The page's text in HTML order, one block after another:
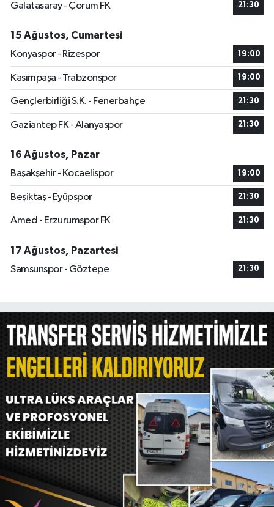
Galatasaray - Çorum FK
21:30
15 Ağustos, Cumartesi
Konyaspor - Rizespor
19:00
Kasımpaşa - Trabzonspor 19:00
Gençlerbirliği S.K. - Fenerbahçe 21:30
Gaziantep FK - Alanyaspor 21:30
16 Ağustos, Pazar
Başakşehir - Kocaelispor
19:00
Beşiktaş - Eyüpspor 21:30
Amed - Erzurumspor FK 21:30
17 Ağustos, Pazartesi
Samsunspor - Göztepe
21:30